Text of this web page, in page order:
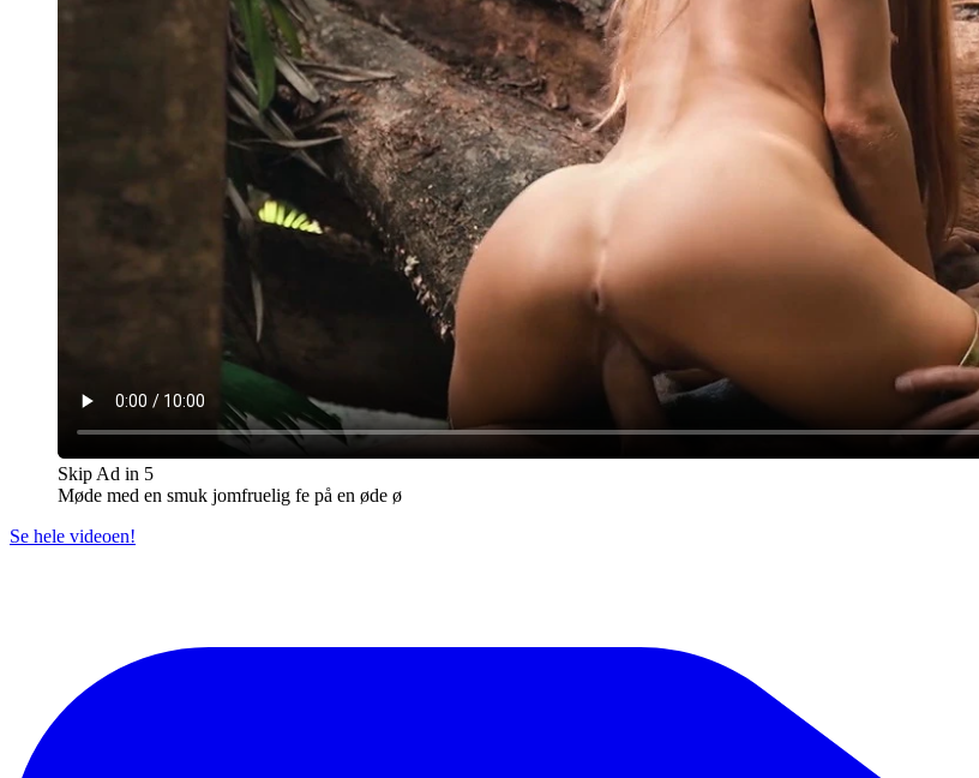
Skip Ad in 5
Møde med en smuk jomfruelig fe på en øde ø
Se hele videoen!